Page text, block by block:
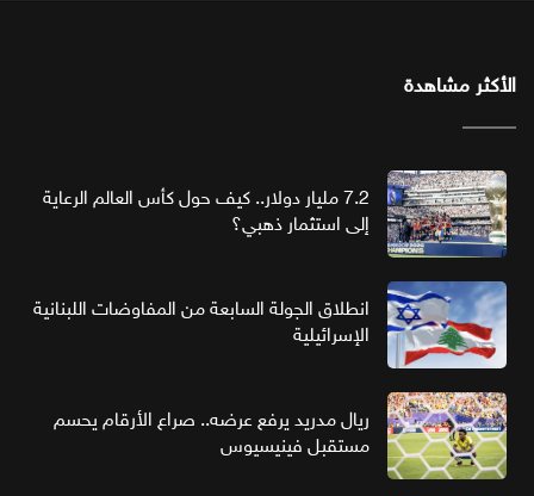
الأكثر مشاهدة
7.2 مليار دولار.. كيف حول كأس العالم الرعاية
إلى استثمار ذهبي؟
انطلاق الجولة السابعة من المفاوضات اللبنانية
الإسرائيلية
ريال مدريد يرفع عرضه.. صراع الأرقام يحسم
مستقبل فينيسيوس